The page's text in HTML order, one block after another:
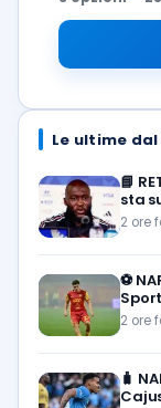
Le ultime
📘
sta
2 ore
⚽️
2 ore
🧳